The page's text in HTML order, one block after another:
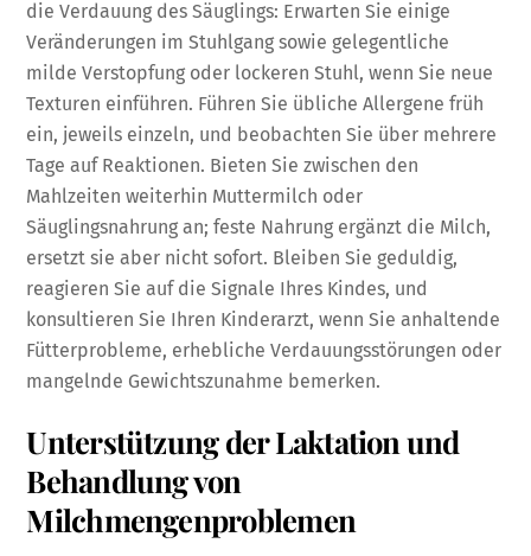
die Verdauung des Säuglings: Erwarten Sie einige
Veränderungen im Stuhlgang sowie gelegentliche
milde Verstopfung oder lockeren Stuhl, wenn Sie neue
Texturen einführen. Führen Sie übliche Allergene früh
ein, jeweils einzeln, und beobachten Sie über mehrere
Tage auf Reaktionen. Bieten Sie zwischen den
Mahlzeiten weiterhin Muttermilch oder
Säuglingsnahrung an; feste Nahrung ergänzt die Milch,
ersetzt sie aber nicht sofort. Bleiben Sie geduldig,
reagieren Sie auf die Signale Ihres Kindes, und
konsultieren Sie Ihren Kinderarzt, wenn Sie anhaltende
Fütterprobleme, erhebliche Verdauungsstörungen oder
mangelnde Gewichtszunahme bemerken.
Unterstützung der Laktation und
Behandlung von
Milchmengenproblemen